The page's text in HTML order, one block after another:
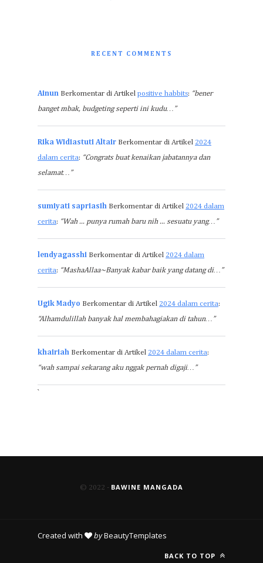
RECENT COMMENTS
Ainun Berkomentar di Artikel positive habbits: “bener
banget mbak, budgeting seperti ini kudu…”
Rika Widiastuti Altair Berkomentar di Artikel 2024
dalam cerita: “Congrats buat kenaikan jabatannya dan
selamat…”
sumiyati sapriasih Berkomentar di Artikel 2024 dalam
cerita: “Wah ... punya rumah baru nih ... sesuatu yang…”
lendyagasshi Berkomentar di Artikel 2024 dalam
cerita: “MashaAllaa~Banyak kabar baik yang datang di…”
Ugik Madyo Berkomentar di Artikel 2024 dalam cerita:
“Alhamdulillah banyak hal membahagiakan di tahun…”
khairiah Berkomentar di Artikel 2024 dalam cerita:
“wah sampai sekarang aku nggak pernah digaji…”
`
© 2022 - BAWINE MANGADA
Created with byBeautyTemplates
BACK TO TOP